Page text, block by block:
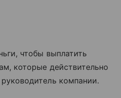
чтобы выплатить
которые действительно
компании.